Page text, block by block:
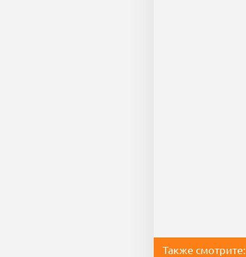
Также смотрите: